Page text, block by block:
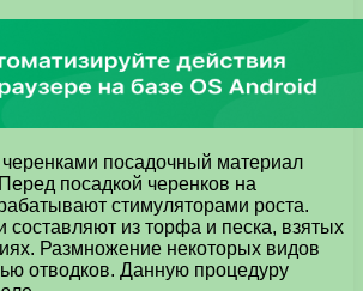
посадочный материал
посадкой черенков на
стимуляторами роста.
составляют из торфа и песка, взятых
Размножение некоторых видов
отводков. Данную процедуру